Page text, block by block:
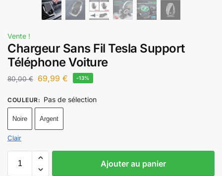
Vente !
Chargeur Sans Fil Tesla Support
Téléphone Voiture
80,00€ 69,99 € -13%
COULEUR: Pas de sélection
Noire Argent
Clair
Ajouter au panier